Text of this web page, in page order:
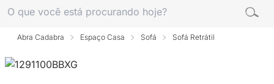
Abra Cadabra Espaço Casa Sofá Sofá Retrátil